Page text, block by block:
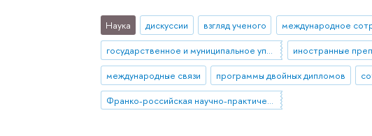
Наука дискуссии взгляд ученого
международное
государственное и муниципальное управление
международные связи
программы двойных дипломов